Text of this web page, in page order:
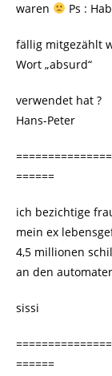
waren
Ps :
fällig mitgezählt
Wort „absurd“
verwendet hat ?
Hans-Peter
======
ich bezichtige
mein ex
4,5 millionen
an den
sissi
======